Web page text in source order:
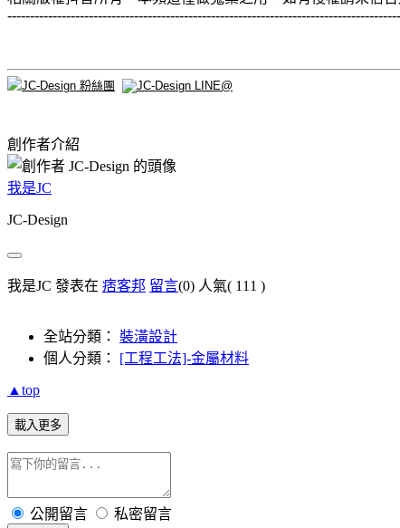
創作者介紹
我是JC
JC-Design
我是JC 發表在 痞客邦 留言(0) 人氣( 111 )
全站分類： 裝潢設計
個人分類： [工程工法]-金屬材料
▲top
載入更多
公開留言 私密留言